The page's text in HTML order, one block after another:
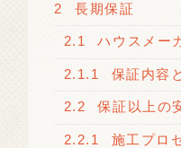
2 長期保証
2.1 ハウスメー
2.1.1 保証内容
2.2 保証以上の
2.2.1 施工プロ